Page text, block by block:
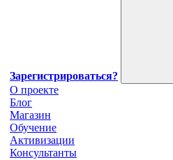
Зарегистрироваться?
О проекте
Блог
Магазин
Обучение
Активизации
Консультанты